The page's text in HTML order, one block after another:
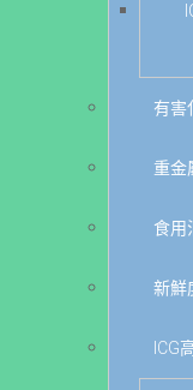
有害
重金
食用
新鮮
ICG